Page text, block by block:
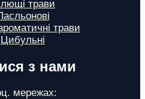
трави
трави
Цибульні
з нами
мережах: